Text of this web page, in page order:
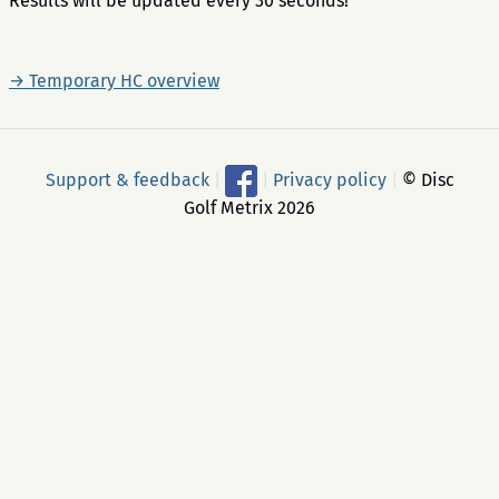
→ Temporary HC overview
Support & feedback Privacy policy
© Disc
Golf Metrix 2026